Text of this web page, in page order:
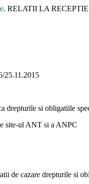
. RELATII LA
drepturile si obligatiile
site-ul ANT si a ANPC
de cazare drepturile si